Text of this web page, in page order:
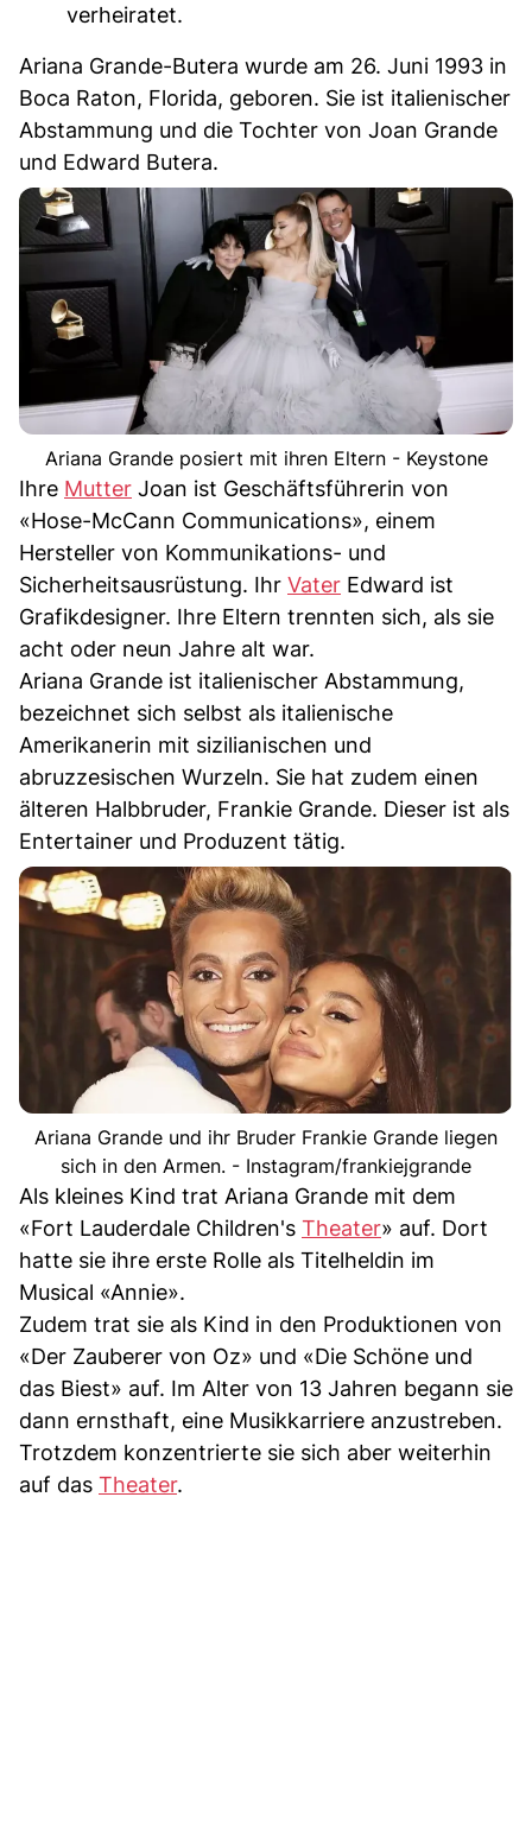
verheiratet.
Ariana Grande-Butera wurde am 26. Juni 1993 in
Boca Raton, Florida, geboren. Sie ist italienischer
Abstammung und die Tochter von Joan Grande
und Edward Butera.
Ariana Grande posiert mit ihren Eltern - Keystone
Ihre Mutter Joan ist Geschäftsführerin von
«Hose-McCann Communications», einem
Hersteller von Kommunikations- und
Sicherheitsausrüstung. Ihr Vater Edward ist
Grafikdesigner. Ihre Eltern trennten sich, als sie
acht oder neun Jahre alt war.
Ariana Grande ist italienischer Abstammung,
bezeichnet sich selbst als italienische
Amerikanerin mit sizilianischen und
abruzzesischen Wurzeln. Sie hat zudem einen
älteren Halbbruder, Frankie Grande. Dieser ist als
Entertainer und Produzent tätig.
Ariana Grande und ihr Bruder Frankie Grande liegen
sich in den Armen. - Instagram/frankiejgrande
Als kleines Kind trat Ariana Grande mit dem
«Fort Lauderdale Children's Theater» auf. Dort
hatte sie ihre erste Rolle als Titelheldin im
Musical «Annie».
Zudem trat sie als Kind in den Produktionen von
«Der Zauberer von Oz» und «Die Schöne und
das Biest» auf. Im Alter von 13 Jahren begann sie
dann ernsthaft, eine Musikkarriere anzustreben.
Trotzdem konzentrierte sie sich aber weiterhin
auf das Theater.